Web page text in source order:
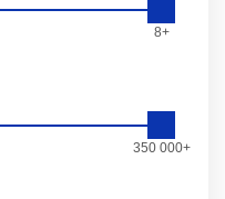
8+
350 000+